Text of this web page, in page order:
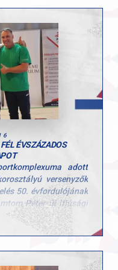
ÉVSZÁZADOS
adott
versenyzők
50. évfordulójának
Péter új ifjúsági
nyerte meg a magyar
ot teljesített. Pusztai
vett az ob-n, és az 55
országos bajnokság
összeredménnyel